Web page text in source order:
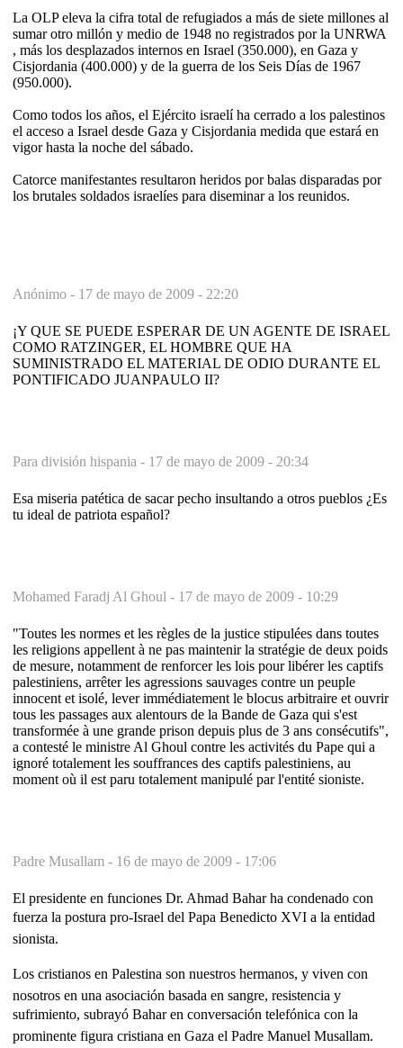
La OLP eleva la cifra total de refugiados a más de siete millones al
sumar otro millón y medio de 1948 no registrados por la UNRWA
, más los desplazados internos en Israel (350.000), en Gaza y
Cisjordania (400.000) y de la guerra de los Seis Días de 1967
(950.000).
Como todos los años, el Ejército israelí ha cerrado a los palestinos
el acceso a Israel desde Gaza y Cisjordania medida que estará en
vigor hasta la noche del sábado.
Catorce manifestantes resultaron heridos por balas disparadas por
los brutales soldados israelíes para diseminar a los reunidos.
Anónimo - 17 de mayo de 2009 - 22:20
¡Y QUE SE PUEDE ESPERAR DE UN AGENTE DE ISRAEL
COMO RATZINGER, EL HOMBRE QUE HA
SUMINISTRADO EL MATERIAL DE ODIO DURANTE EL
PONTIFICADO JUANPAULO II?
Para división hispania - 17 de mayo de 2009 - 20:34
Esa miseria patética de sacar pecho insultando a otros pueblos ¿Es
tu ideal de patriota español?
Mohamed Faradj Al Ghoul - 17 de mayo de 2009 - 10:29
"Toutes les normes et les règles de la justice stipulées dans toutes
les religions appellent à ne pas maintenir la stratégie de deux poids
de mesure, notamment de renforcer les lois pour libérer les captifs
palestiniens, arrêter les agressions sauvages contre un peuple
innocent et isolé, lever immédiatement le blocus arbitraire et ouvrir
tous les passages aux alentours de la Bande de Gaza qui s'est
transformée à une grande prison depuis plus de 3 ans consécutifs",
a contesté le ministre Al Ghoul contre les activités du Pape qui a
ignoré totalement les souffrances des captifs palestiniens, au
moment où il est paru totalement manipulé par l'entité sioniste.
Padre Musallam - 16 de mayo de 2009 - 17:06
El presidente en funciones Dr. Ahmad Bahar ha condenado con
fuerza la postura pro-Israel del Papa Benedicto XVI a la entidad
sionista.
Los cristianos en Palestina son nuestros hermanos, y viven con
nosotros en una asociación basada en sangre, resistencia y
sufrimiento, subrayó Bahar en conversación telefónica con la
prominente figura cristiana en Gaza el Padre Manuel Musallam.